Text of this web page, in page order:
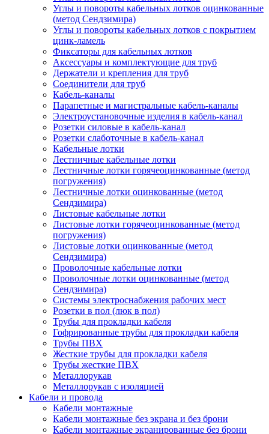
Углы и повороты кабельных лотков оцинкованные
(метод Сендзимира)
Углы и повороты кабельных лотков с покрытием
цинк-ламель
Фиксаторы для кабельных лотков
Аксессуары и комплектующие для труб
Держатели и крепления для труб
Соединители для труб
Кабель-каналы
Парапетные и магистральные кабель-каналы
Электроустановочные изделия в кабель-канал
Розетки силовые в кабель-канал
Розетки слаботочные в кабель-канал
Кабельные лотки
Лестничные кабельные лотки
Лестничные лотки горячеоцинкованные (метод
погружения)
Лестничные лотки оцинкованные (метод
Сендзимира)
Листовые кабельные лотки
Листовые лотки горячеоцинкованные (метод
погружения)
Листовые лотки оцинкованные (метод
Сендзимира)
Проволочные кабельные лотки
Проволочные лотки оцинкованные (метод
Сендзимира)
Системы электроснабжения рабочих мест
Розетки в пол (люк в пол)
Трубы для прокладки кабеля
Гофрированные трубы для прокладки кабеля
Трубы ПВХ
Жесткие трубы для прокладки кабеля
Трубы жесткие ПВХ
Металлорукав
Металлорукав с изоляцией
Кабели и провода
Кабели монтажные
Кабели монтажные без экрана и без брони
Кабели монтажные экранированные без брони